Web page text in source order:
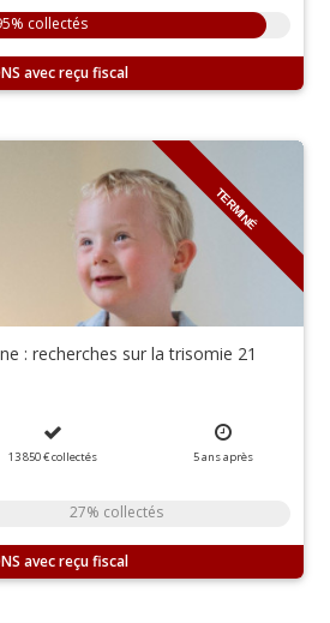
collectés
TERMINÉ
: recherches sur la trisomie 21
13 850 €collectés 5ansaprès
27% collectés